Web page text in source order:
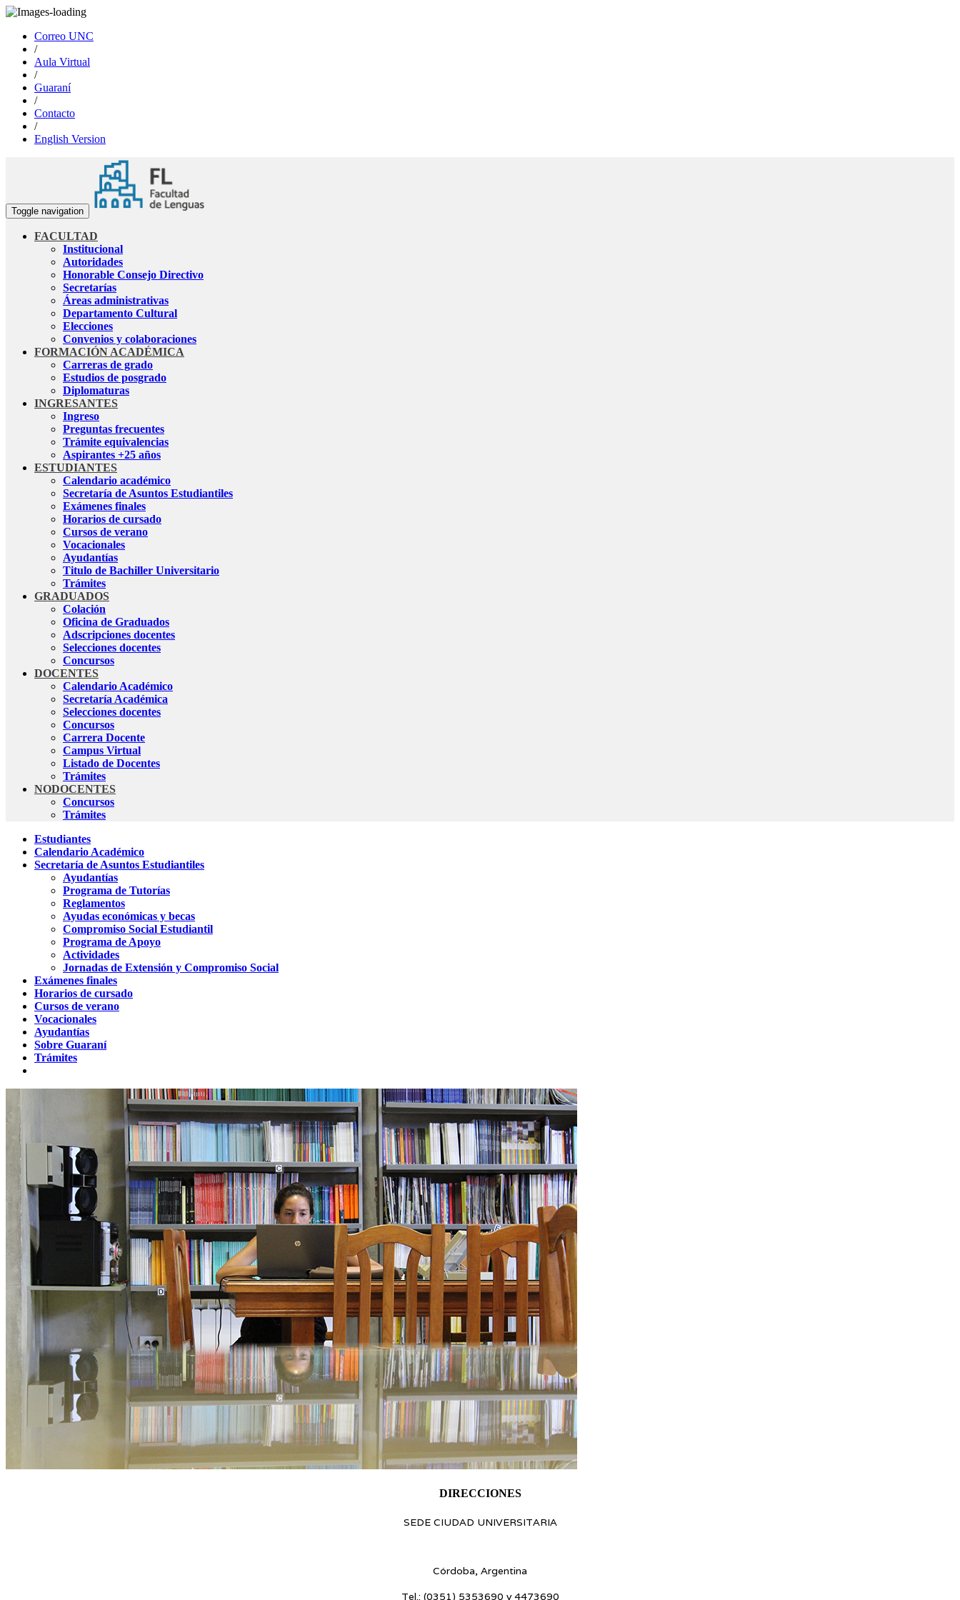
Correo UNC
/
Aula Virtual
/
Guaraní
/
Contacto
/
English Version
Toggle navigation
FACULTAD
Institucional
Autoridades
Honorable Consejo Directivo
Secretarías
Áreas administrativas
Departamento Cultural
Elecciones
Convenios y colaboraciones
FORMACIÓN ACADÉMICA
Carreras de grado
Estudios de posgrado
Diplomaturas
INGRESANTES
Ingreso
Preguntas frecuentes
Trámite equivalencias
Aspirantes +25 años
ESTUDIANTES
Calendario académico
Secretaría de Asuntos Estudiantiles
Exámenes finales
Horarios de cursado
Cursos de verano
Vocacionales
Ayudantías
Titulo de Bachiller Universitario
Trámites
GRADUADOS
Colación
Oficina de Graduados
Adscripciones docentes
Selecciones docentes
Concursos
DOCENTES
Calendario Académico
Secretaría Académica
Selecciones docentes
Concursos
Carrera Docente
Campus Virtual
Listado de Docentes
Trámites
NODOCENTES
Concursos
Trámites
Estudiantes
Calendario Académico
Secretaría de Asuntos Estudiantiles
Ayudantías
Programa de Tutorías
Reglamentos
Ayudas económicas y becas
Compromiso Social Estudiantil
Programa de Apoyo
Actividades
Jornadas de Extensión y Compromiso Social
Exámenes finales
Horarios de cursado
Cursos de verano
Vocacionales
Ayudantías
Sobre Guaraní
Trámites
DIRECCIONES
SEDE CIUDAD UNIVERSITARIA
Córdoba, Argentina
Tel.: (0351) 5353690 y 4473690